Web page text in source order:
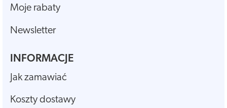
Moje rabaty
Newsletter
INFORMACJE
Jak zamawiać
Koszty dostawy